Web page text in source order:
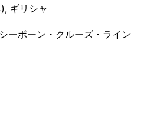
ギリシャ
シーボーン・クルーズ・ライン